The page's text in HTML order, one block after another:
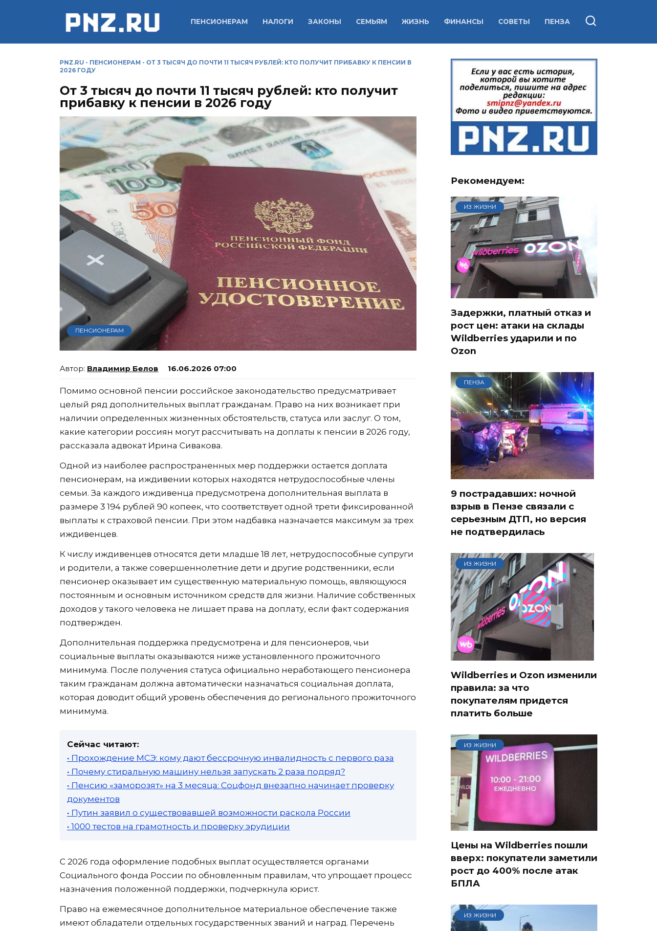
ПЕНСИОНЕРАМ НАЛОГИ ЗАКОНЫ СЕМЬЯМ ЖИЗНЬ ФИНАНСЫ СОВЕТЫ ПЕНЗА
PNZ.RU - ПЕНСИОНЕРАМ - ОТ 3 ТЫСЯЧ ДО ПОЧТИ 11 ТЫСЯЧ РУБЛЕЙ: КТО ПОЛУЧИТ ПРИБАВКУ К ПЕНСИИ В
2026 ГОДУ
От 3 тысяч до почти 11 тысяч рублей: кто получит
прибавку к пенсии в 2026 году
ПЕНСИОНЕРАМ
Владимир Белов 16.06.2026 07:00
Помимо основной пенсии российское законодательство предусматривает
целый ряд дополнительных выплат гражданам. Право на них возникает при
наличии определенных жизненных обстоятельств, статуса или заслуг. О том,
какие категории россиян могут рассчитывать на доплаты к пенсии в 2026 году,
рассказала адвокат Ирина Сивакова.
Одной из наиболее распространенных мер поддержки остается доплата
пенсионерам, на иждивении которых находятся нетрудоспособные члены
семьи. За каждого иждивенца предусмотрена дополнительная выплата в
размере 3 194 рублей 90 копеек, что соответствует одной трети фиксированной
выплаты к страховой пенсии. При этом надбавка назначается максимум за трех
иждивенцев.
К числу иждивенцев относятся дети младше 18 лет, нетрудоспособные супруги
и родители, а также совершеннолетние дети и другие родственники, если
пенсионер оказывает им существенную материальную помощь, являющуюся
постоянным и основным источником средств для жизни. Наличие собственных
доходов у такого человека не лишает права на доплату, если факт содержания
подтвержден.
Дополнительная поддержка предусмотрена и для пенсионеров, чьи
социальные выплаты оказываются ниже установленного прожиточного
минимума. После получения статуса официально неработающего пенсионера
таким гражданам должна автоматически назначаться социальная доплата,
которая доводит общий уровень обеспечения до регионального прожиточного
минимума.
Сейчас читают:
• Прохождение МСЭ: кому дают бессрочную инвалидность с первого раза
• Почему стиральную машину нельзя запускать 2 раза подряд?
• Пенсию «заморозят» на 3 месяца: Соцфонд внезапно начинает проверку
документов
• Путин заявил о существовавшей возможности раскола России
• 1000 тестов на грамотность и проверку эрудиции
С 2026 года оформление подобных выплат осуществляется органами
Социального фонда России по обновленным правилам, что упрощает процесс
назначения положенной поддержки, подчеркнула юрист.
Право на ежемесячное дополнительное материальное обеспечение также
имеют обладатели отдельных государственных званий и наград. Перечень
Рекомендуем:
ИЗ ЖИЗНИ
Задержки, платный отказ и
рост цен: атаки на склады
Wildberries ударили и по
Ozon
ПЕНЗА
9 пострадавших: ночной
взрыв в Пензе связали с
серьезным ДТП, но версия
не подтвердилась
ИЗ ЖИЗНИ
Wildberries и Ozon изменили
правила: за что
покупателям придется
платить больше
ИЗ ЖИЗНИ
Цены на Wildberries пошли
вверх: покупатели заметили
рост до 400% после атак
БПЛА
ИЗ ЖИЗНИ